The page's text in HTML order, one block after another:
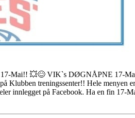
💥😊 VIK`s DØGNÅPNE 17-
Klubben treningssenter!! Hele menyen
innlegget på Facebook. Ha en fin